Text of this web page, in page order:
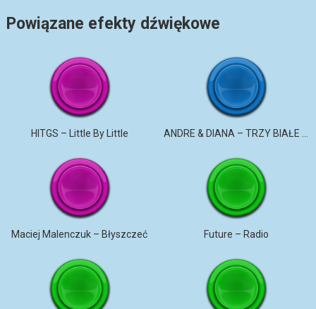
Powiązane efekty dźwiękowe
HITGS – Little By Little
Maciej Malenczuk – Błyszczeć Future – Radio